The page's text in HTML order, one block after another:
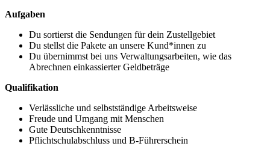
Aufgaben
Du sortierst die Sendungen für dein Zustellgebiet
Du stellst die Pakete an unsere Kund*innen zu
Du übernimmst bei uns Verwaltungsarbeiten, wie das
Abrechnen einkassierter Geldbeträge
Qualifikation
Verlässliche und selbstständige Arbeitsweise
Freude und Umgang mit Menschen
Gute Deutschkenntnisse
Pflichtschulabschluss und B-Führerschein